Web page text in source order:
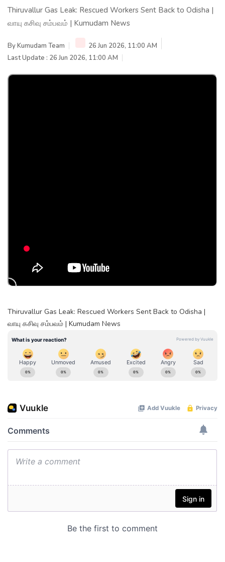
Thiruvallur Gas Leak: Rescued Workers Sent Back to Odisha |
வாயு கசிவு சம்பவம் | Kumudam News
ByKumudam Team
26 Jun 2026, 11:00 AM
Last Update : 26 Jun 2026, 11:00 AM
Thiruvallur Gas Leak: Rescued Workers Sent Back to Odisha |
வாயு கசிவு சம்பவம் | Kumudam News